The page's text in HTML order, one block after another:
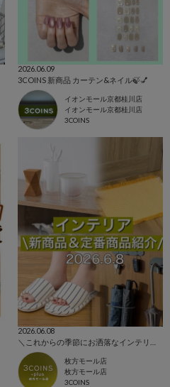
2026.06.09
3COINS 新商品 カーテン&ネイル🍃💅
イオンモール京都桂川店
イオンモール京都桂川店
3COINS
2026.06.08
枚方モール店
枚方モール店
3COINS